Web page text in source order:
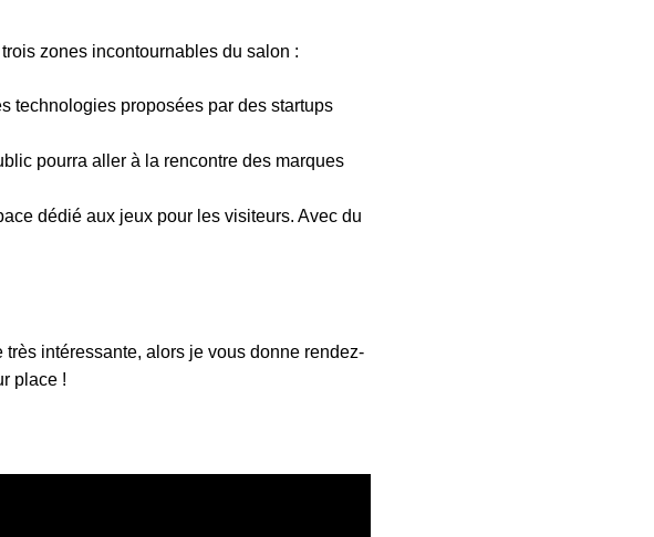
zones incontournables du salon :
technologies proposées par des startups
pourra aller à la rencontre des marques
dédié aux jeux pour les visiteurs. Avec du
très intéressante, alors je vous donne rendez-
place !